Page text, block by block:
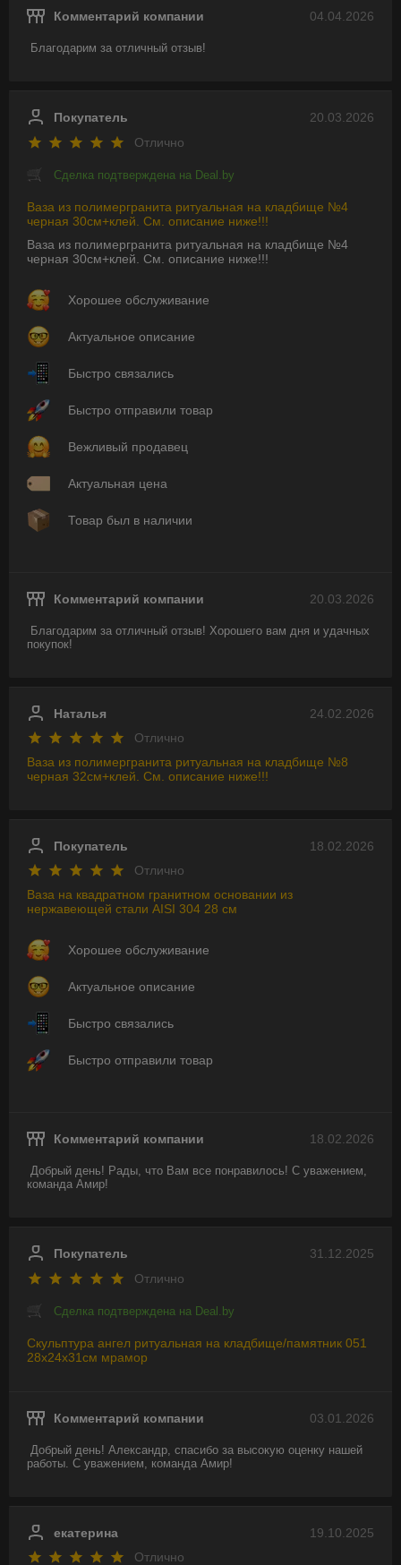
04.04.2026
Комментарий компании
Благодарим за отличный отзыв!
20.03.2026
Покупатель
Отлично
Сделка подтверждена на Deal.by
Ваза из полимергранита ритуальная на кладбище №4
черная 30см+клей. См. описание ниже!!!
Ваза из полимергранита ритуальная на кладбище №4
черная 30см+клей. См. описание ниже!!!
Хорошее обслуживание
Актуальное описание
Быстро связались
Быстро отправили товар
Вежливый продавец
Актуальная цена
Товар был в наличии
20.03.2026
Комментарий компании
Благодарим за отличный отзыв! Хорошего вам дня и удачных
покупок!
24.02.2026
Наталья
Отлично
Ваза из полимергранита ритуальная на кладбище №8
черная 32см+клей. См. описание ниже!!!
18.02.2026
Покупатель
Отлично
Ваза на квадратном гранитном основании из
нержавеющей стали AISI 304 28 см
Хорошее обслуживание
Актуальное описание
Быстро связались
Быстро отправили товар
18.02.2026
Комментарий компании
Добрый день! Рады, что Вам все понравилось! С уважением,
команда Амир!
31.12.2025
Покупатель
Отлично
Сделка подтверждена на Deal.by
Скульптура ангел ритуальная на кладбище/памятник 051
28х24х31см мрамор
03.01.2026
Комментарий компании
Добрый день! Александр, спасибо за высокую оценку нашей
работы. С уважением, команда Амир!
19.10.2025
екатерина
Отлично